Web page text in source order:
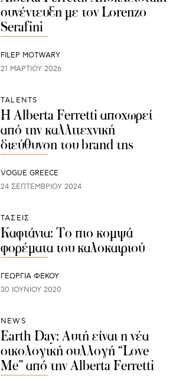
συνέντευξη με τον Lorenzo
Serafini
FILEP MOTWARY
21 ΜΑΡΤΊΟΥ 2026
TALENTS
Η Alberta Ferretti αποχωρεί
από την καλλιτεχνική
διεύθυνση του brand της
VOGUE GREECE
24 ΣΕΠΤΕΜΒΡΊΟΥ 2024
ΤΑΣΕΙΣ
Kαφτάνια: Το πιο κομψά
φορέματα του καλοκαιριού
ΓΕΩΡΓΙΑ ΦΕΚΟΥ
30 ΙΟΥΝΊΟΥ 2020
NEWS
Earth Day: Αυτή είναι η νέα
οικολογική συλλογή “Love
Me” από την Alberta Ferretti